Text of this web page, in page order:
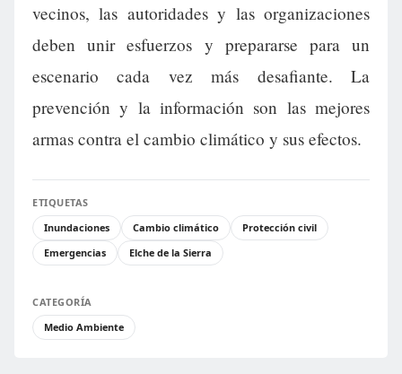
vecinos, las autoridades y las organizaciones
deben unir esfuerzos y prepararse para un
escenario cada vez más desafiante. La
prevención y la información son las mejores
armas contra el cambio climático y sus efectos.
ETIQUETAS
Inundaciones
Cambio climático
Protección civil
Emergencias
Elche de la Sierra
CATEGORÍA
Medio Ambiente